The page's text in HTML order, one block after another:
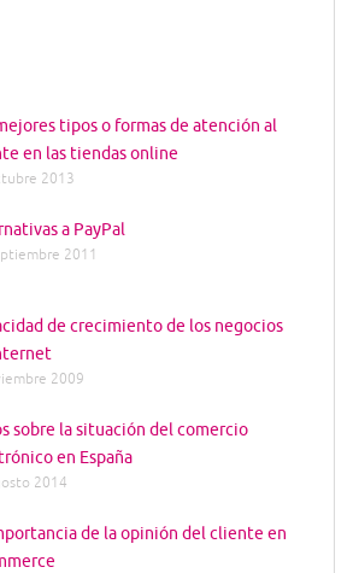
tipos o formas de atención al
en las tiendas online
2013
a PayPal
2011
de crecimiento de los negocios
2009
sobre la situación del comercio
en España
2014
de la opinión del cliente en